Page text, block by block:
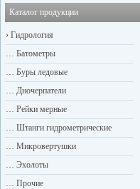
Каталог продукции
› Гидрология
… Батометры
… Буры ледовые
… Дночерпатели
… Рейки мерные
… Штанги гидрометрические
… Микровертушки
… Эхолоты
… Прочие